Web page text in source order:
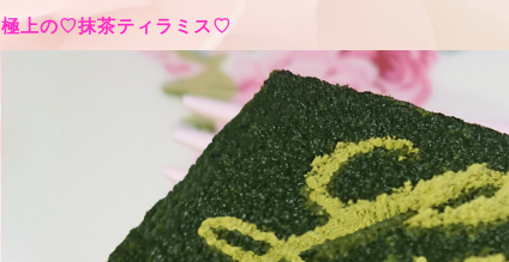
極上の♡抹茶ティラミス♡